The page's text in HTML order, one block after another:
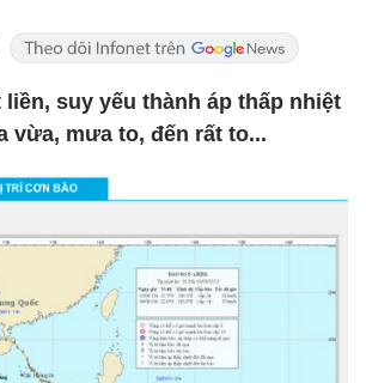
liền, suy yếu thành áp thấp nhiệt
vừa, mưa to, đến rất to...